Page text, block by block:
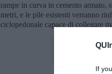
If
rampe in curva in cemento armato,
metri, e le pile esistenti verranno
ciclopedonale capace di collegare